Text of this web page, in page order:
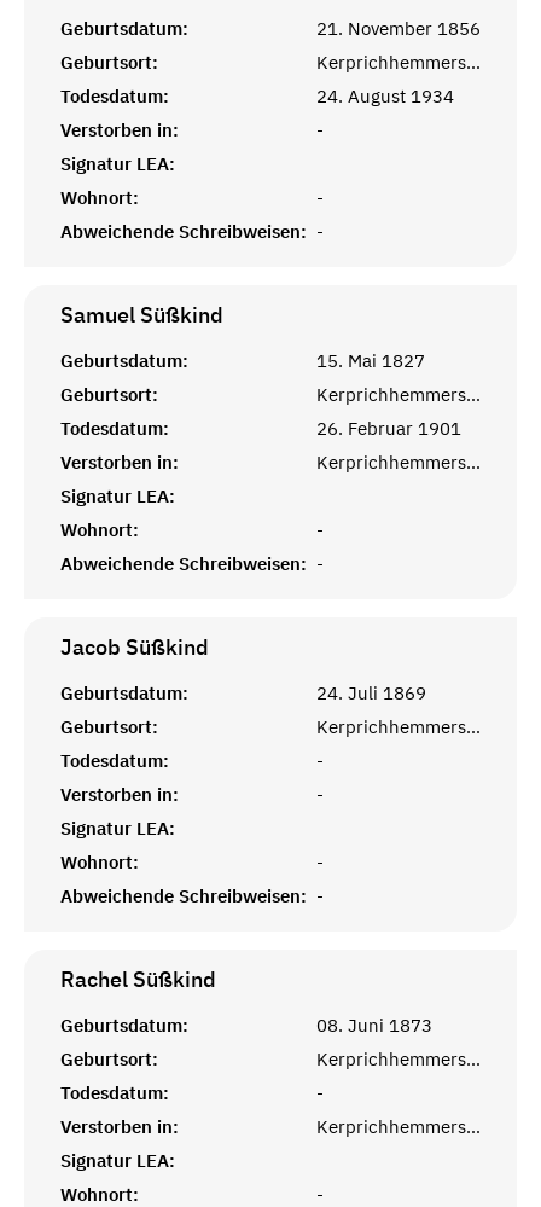
Geburtsdatum:
21. November 1856
Geburtsort:
Kerprichhemmersdorf, Saarlouis
Todesdatum:
24. August 1934
Verstorben in:
-
Signatur LEA:
Wohnort:
-
Abweichende Schreibweisen: -
Samuel Süßkind
Geburtsdatum:
15. Mai 1827
Geburtsort:
Kerprichhemmersdorf, Saarlouis
Todesdatum:
26. Februar 1901
Verstorben in:
Kerprichhemmersdorf, Saarlouis
Signatur LEA:
Wohnort:
-
Abweichende Schreibweisen: -
Jacob Süßkind
Geburtsdatum:
24. Juli 1869
Geburtsort:
Kerprichhemmersdorf, Saarlouis
Todesdatum:
-
Verstorben in:
-
Signatur LEA:
Wohnort:
-
Abweichende Schreibweisen: -
Rachel Süßkind
Geburtsdatum:
08. Juni 1873
Geburtsort:
Kerprichhemmersdorf, Saarlouis
Todesdatum:
-
Verstorben in:
Kerprichhemmersdorf, Saarlouis
Signatur LEA:
Wohnort:
-